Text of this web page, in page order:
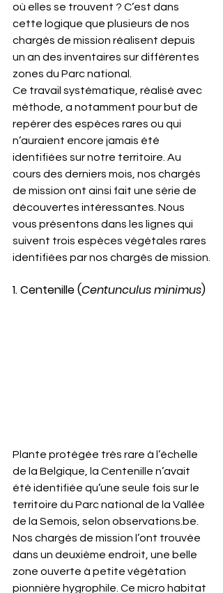
où elles se trouvent ? C’est dans
cette logique que plusieurs de nos
chargés de mission réalisent depuis
un an des inventaires sur différentes
zones du Parc national.
Ce travail systématique, réalisé avec
méthode, a notamment pour but de
repérer des espèces rares ou qui
n’auraient encore jamais été
identifiées sur notre territoire. Au
cours des derniers mois, nos chargés
de mission ont ainsi fait une série de
découvertes intéressantes. Nous
vous présentons dans les lignes qui
suivent trois espèces végétales rares
identifiées par nos chargés de mission.
1. Centenille (Centunculus minimus)
Plante protégée très rare à l’échelle
de la Belgique, la Centenille n’avait
été identifiée qu’une seule fois sur le
territoire du Parc national de la Vallée
de la Semois, selon observations.be
Nos chargés de mission l’ont trouvée
dans un deuxième endroit, une belle
zone ouverte à petite végétation
pionnière hygrophile. Ce micro habitat